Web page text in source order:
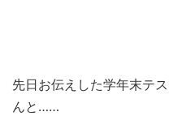
先日お伝えした学年末テ
んと……